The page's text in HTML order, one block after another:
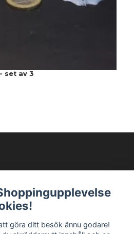
set av 3
göra ditt besök ännu godare!